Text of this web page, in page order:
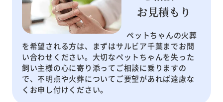
お見積もり
ペットちゃんの火葬
を希望される方は、まずはサルビア千葉までお問
い合わせください。大切なペットちゃんを失った
飼い主様の心に寄り添ってご相談に乗りますの
で、不明点や火葬についてご要望があれば遠慮な
くお申し付けください。